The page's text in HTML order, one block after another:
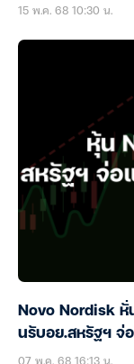
15 พ.ค. 68 10:30 น.
Novo Nordisk
นรับอย.สหรัฐฯ จ่